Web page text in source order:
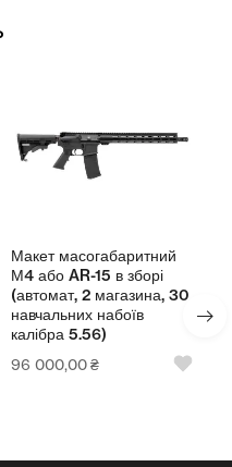
Макет масогабаритний
М4 або AR-15 в зборі
(автомат, 2 магазина, 30
навчальних набоїв
калібра 5.56)
96 000,00₴